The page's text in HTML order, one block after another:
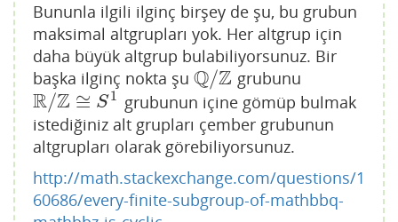
Bununla ilgili ilginç birşey de şu, bu grubun
maksimal altgrupları yok. Her altgrup için
daha büyük altgrup bulabiliyorsunuz. Bir
başka ilginç nokta şu Q/Z
Q/Z grubunu
R/Z ≅ S1
R/Z≅ S1
grubunun içine gömüp bulmak
istediğiniz alt grupları çember grubunun
altgrupları olarak görebiliyorsunuz.
http://math.stackexchange.com/questions/1
60686/every-finite-subgroup-of-mathbbq-